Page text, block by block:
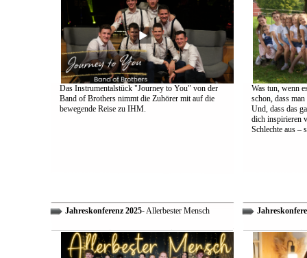
Das Instrumentalstück "Journey to You" von der
Band of Brothers nimmt die Zuhörer mit auf die
bewegende Reise zu IHM.
Was tun, wenn
schon, dass
Und, dass das
dich inspirieren
Schlechte aus –
Jahreskonferenz 2025- Allerbester Mensch